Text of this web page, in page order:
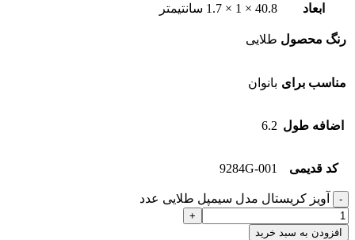
ابعاد 40.8 × 1 × 1.7 سانتیمتر
رنگ محصول طلایی
مناسب برای بانوان
اضافه طول 6.2
کد قدیمی 9284G-001
آویز کریستال مدل سیمپل طلایی عدد
افزودن به سبد خرید